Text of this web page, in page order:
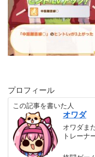
プロフィール
この記事を書いた人
オワダ
オワダま
トレーナ